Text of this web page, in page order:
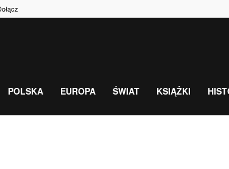
POLSKA EUROPA ŚWIAT KSIĄŻKI